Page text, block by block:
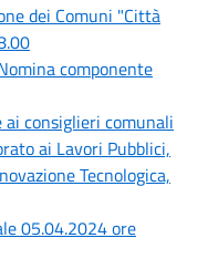
dei Comuni "Città
componente
consiglieri comunali
ai Lavori Pubblici,
Tecnologica,
05.04.2024 ore